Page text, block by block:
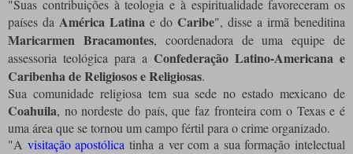
"Suas contribuições à teologia e à espiritualidade favoreceram os
países da América Latina e do Caribe", disse a irmã beneditina
Maricarmen Bracamontes, coordenadora de uma equipe de
assessoria teológica para a Confederação Latino-Americana e
Caribenha de Religiosos e Religiosas.
Sua comunidade religiosa tem sua sede no estado mexicano de
Coahuila, no nordeste do país, que faz fronteira com o Texas e é
uma área que se tornou um campo fértil para o crime organizado.
"A visitação apostólica tinha a ver com a sua formação intelectual